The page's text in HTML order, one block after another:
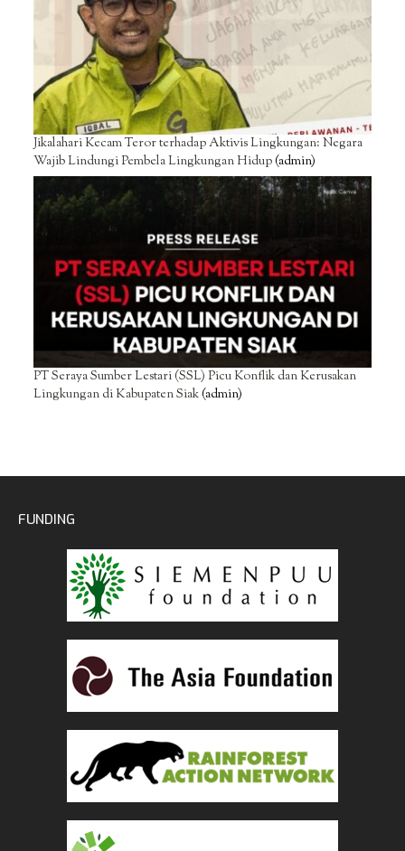
Jikalahari Kecam Teror terhadap Aktivis Lingkungan: Negara
Wajib Lindungi Pembela Lingkungan Hidup(admin)
PT Seraya Sumber Lestari (SSL) Picu Konflik dan Kerusakan
Lingkungan di Kabupaten Siak(admin)
FUNDING